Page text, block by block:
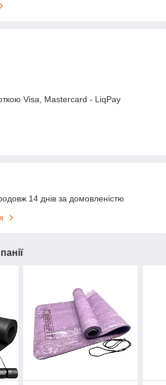
Visa, Mastercard - LiqPay
14 днів за домовленістю